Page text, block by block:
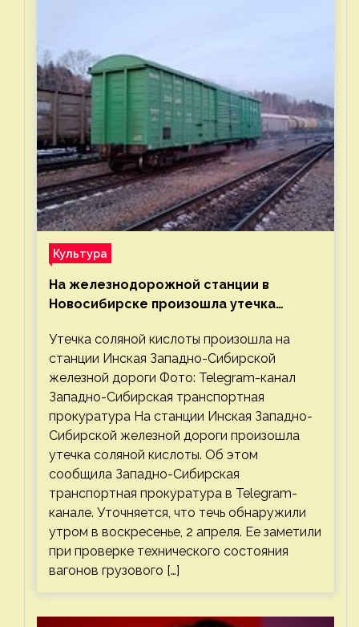
Культура
На железнодорожной станции в
Новосибирске произошла утечка
Утечка соляной кислоты произошла на
станции Инская Западно-Сибирской
железной дороги Фото: Telegram-канал
Западно-Сибирская транспортная
прокуратура На станции Инская Западно-
Сибирской железной дороги произошла
утечка соляной кислоты. Об этом
сообщила Западно-Сибирская
транспортная прокуратура в Telegram-
канале. Уточняется, что течь обнаружили
утром в воскресенье, 2 апреля. Ее заметили
при проверке технического состояния
вагонов грузового […]